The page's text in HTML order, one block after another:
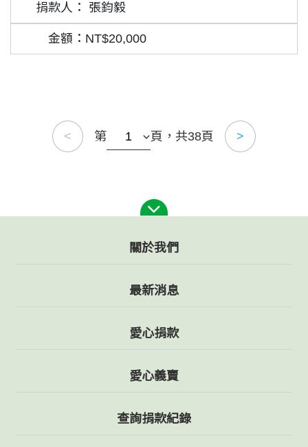
張鈞毅
NT$20,000
< 第 頁，共38頁 >
關於我們
最新消息
愛心捐款
愛心義賣
查詢捐款紀錄